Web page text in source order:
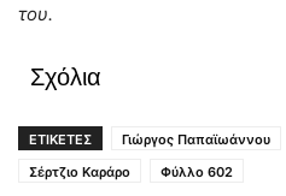
του.
Σχόλια
ΕΤΙΚΕΤΕΣ Γιώργος Παπαϊωάννου
Σέρτζιο Καράρο
Φύλλο 602